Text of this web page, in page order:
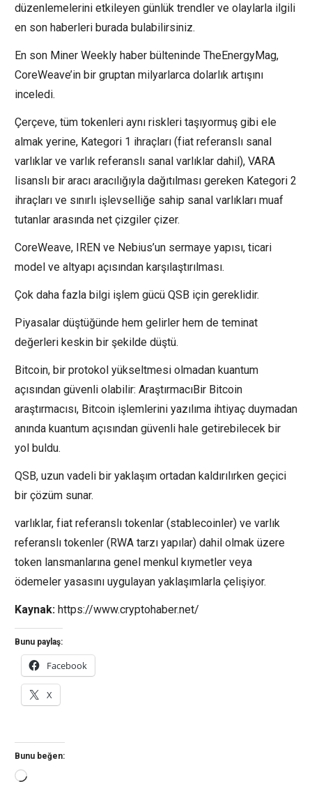
düzenlemelerini etkileyen günlük trendler ve olaylarla ilgili
en son haberleri burada bulabilirsiniz.
En son Miner Weekly haber bülteninde TheEnergyMag,
CoreWeave’in bir gruptan milyarlarca dolarlık artışını
inceledi.
Çerçeve, tüm tokenleri aynı riskleri taşıyormuş gibi ele
almak yerine, Kategori 1 ihraçları (fiat referanslı sanal
varlıklar ve varlık referanslı sanal varlıklar dahil), VARA
lisanslı bir aracı aracılığıyla dağıtılması gereken Kategori 2
ihraçları ve sınırlı işlevselliğe sahip sanal varlıkları muaf
tutanlar arasında net çizgiler çizer.
CoreWeave, IREN ve Nebius’un sermaye yapısı, ticari
model ve altyapı açısından karşılaştırılması.
Çok daha fazla bilgi işlem gücü QSB için gereklidir.
Piyasalar düştüğünde hem gelirler hem de teminat
değerleri keskin bir şekilde düştü.
Bitcoin, bir protokol yükseltmesi olmadan kuantum
açısından güvenli olabilir: AraştırmacıBir Bitcoin
araştırmacısı, Bitcoin işlemlerini yazılıma ihtiyaç duymadan
anında kuantum açısından güvenli hale getirebilecek bir
yol buldu.
QSB, uzun vadeli bir yaklaşım ortadan kaldırılırken geçici
bir çözüm sunar.
varlıklar, fiat referanslı tokenlar (stablecoinler) ve varlık
referanslı tokenler (RWA tarzı yapılar) dahil olmak üzere
token lansmanlarına genel menkul kıymetler veya
ödemeler yasasını uygulayan yaklaşımlarla çelişiyor.
Kaynak: https://www.cryptohaber.net/
Bunu paylaş:
Facebook
X
Bunu beğen:
Yükleniyor...